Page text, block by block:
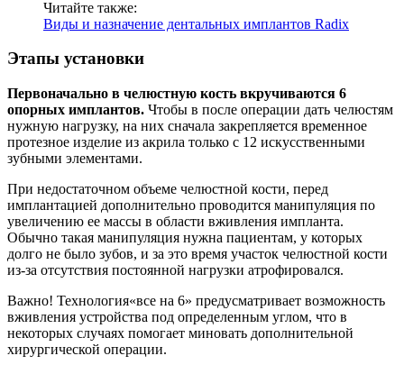
Читайте также:
Виды и назначение дентальных имплантов Radix
Этапы установки
Первоначально в челюстную кость вкручиваются 6
опорных имплантов. Чтобы в после операции дать челюстям
нужную нагрузку, на них сначала закрепляется временное
протезное изделие из акрила только с 12 искусственными
зубными элементами.
При недостаточном объеме челюстной кости, перед
имплантацией дополнительно проводится манипуляция по
увеличению ее массы в области вживления импланта.
Обычно такая манипуляция нужна пациентам, у которых
долго не было зубов, и за это время участок челюстной кости
из-за отсутствия постоянной нагрузки атрофировался.
Важно! Технология«все на 6» предусматривает возможность
вживления устройства под определенным углом, что в
некоторых случаях помогает миновать дополнительной
хирургической операции.